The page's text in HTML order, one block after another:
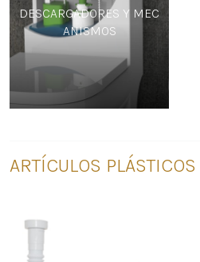
DESCARGADORES Y MEC
ANISMOS
ARTÍCULOS